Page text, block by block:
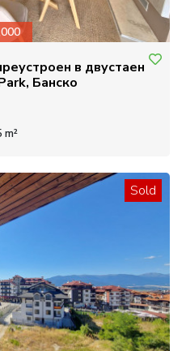
в двустаен
Банско
m²
Sold